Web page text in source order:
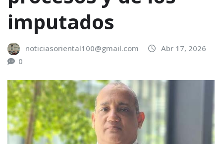
imputados
noticiasoriental100@gmail.com
Abr 17, 2026
0